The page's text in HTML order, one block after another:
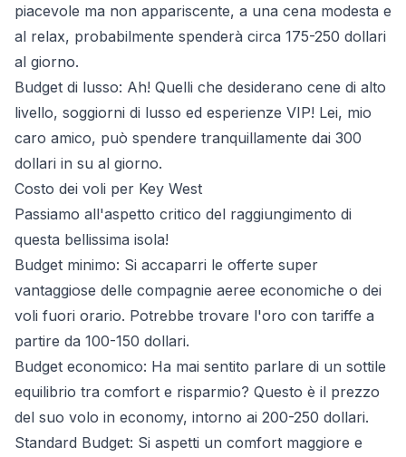
piacevole ma non appariscente, a una cena modesta e
al relax, probabilmente spenderà circa 175-250 dollari
al giorno.
Budget di lusso: Ah! Quelli che desiderano cene di alto
livello, soggiorni di lusso ed esperienze VIP! Lei, mio
caro amico, può spendere tranquillamente dai 300
dollari in su al giorno.
Costo dei voli per Key West
Passiamo all'aspetto critico del raggiungimento di
questa bellissima isola!
Budget minimo: Si accaparri le offerte super
vantaggiose delle compagnie aeree economiche o dei
voli fuori orario. Potrebbe trovare l'oro con tariffe a
partire da 100-150 dollari.
Budget economico: Ha mai sentito parlare di un sottile
equilibrio tra comfort e risparmio? Questo è il prezzo
del suo volo in economy, intorno ai 200-250 dollari.
Standard Budget: Si aspetti un comfort maggiore e